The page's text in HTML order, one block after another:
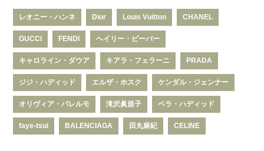
レオニー・ハンネ Dior Louis Vuitton CHANEL
GUCCI FENDI ヘイリー・ビーバー
キャロライン・ダウア キアラ・フェラーニ PRADA
ジジ・ハディッド エルザ・ホスク ケンダル・ジェンナー
オリヴィア・パレルモ 滝沢眞規子 ベラ・ハディッド
faye-tsui BALENCIAGA 田丸麻紀 CELINE